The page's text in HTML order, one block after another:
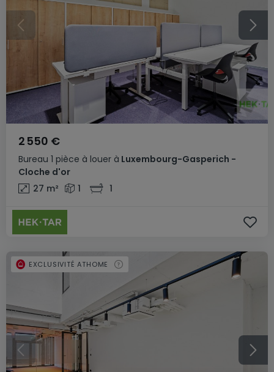
Bureau 1 pièce à louer à Luxembourg-Gasperich -
Cloche d'or
2 550 €
27 m² 1 1
EXCLUSIVITÉ ATHOME